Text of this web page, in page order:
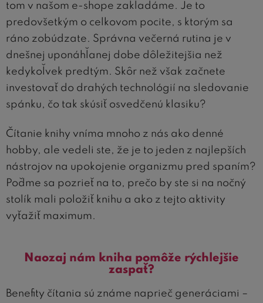
tom v našom e-shope zakladáme. Je to
predovšetkým o celkovom pocite, s ktorým sa
ráno zobúdzate. Správna večerná rutina je v
dnešnej uponáhľanej dobe dôležitejšia než
kedykoľvek predtým. Skôr než však začnete
investovať do drahých technológií na sledovanie
spánku, čo tak skúsiť osvedčenú klasiku?
Čítanie knihy vníma mnoho z nás ako denné
hobby, ale vedeli ste, že je to jeden z najlepších
nástrojov na upokojenie organizmu pred spaním?
Poďme sa pozrieť na to, prečo by ste si na nočný
stolík mali položiť knihu a ako z tejto aktivity
vyťažiť maximum.
Naozaj nám kniha pomôže rýchlejšie
zaspať?
Benefity čítania sú známe naprieč generáciami –